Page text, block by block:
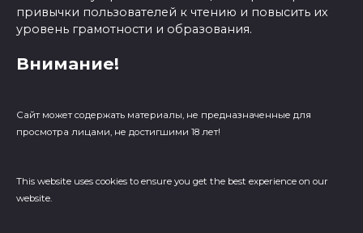
привычки пользователей к чтению и повысить их
уровень грамотности и образования.
Внимание!
Сайт может содержать материалы, не предназначенные для
просмотра лицами, не достигшими 18 лет!
This website uses cookies to ensure you get the best experience on our
website.